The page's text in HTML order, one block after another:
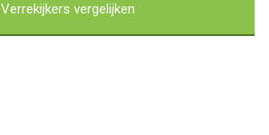
Verrekijkers vergelijken